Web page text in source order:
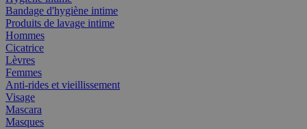
Bandage d'hygiène intime
Produits de lavage intime
Hommes
Cicatrice
Lèvres
Femmes
Anti-rides et vieillissement
Visage
Mascara
Masques